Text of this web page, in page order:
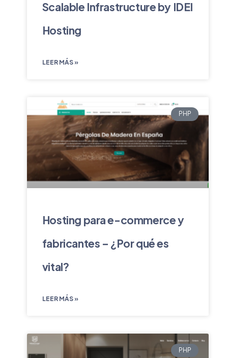
Scalable Infrastructure by IDEI
Hosting
LEER MÁS »
PHP
Hosting para e-commerce y
fabricantes – ¿Por qué es
vital?
LEER MÁS »
PHP